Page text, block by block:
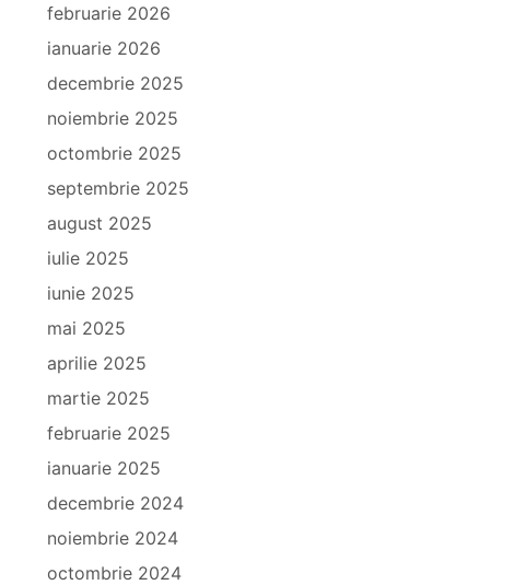
februarie 2026
ianuarie 2026
decembrie 2025
noiembrie 2025
octombrie 2025
septembrie 2025
august 2025
iulie 2025
iunie 2025
mai 2025
aprilie 2025
martie 2025
februarie 2025
ianuarie 2025
decembrie 2024
noiembrie 2024
octombrie 2024